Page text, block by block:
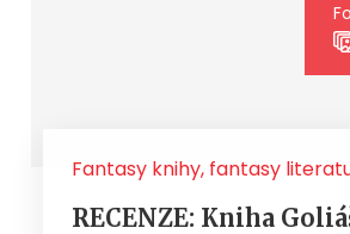
Fantasy knihy, fantasy
RECENZE: Kniha